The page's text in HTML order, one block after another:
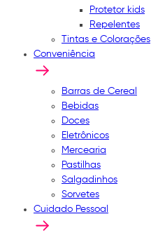
Protetor kids
Repelentes
Tintas e Colorações
Conveniência
Barras de Cereal
Bebidas
Doces
Eletrônicos
Mercearia
Pastilhas
Salgadinhos
Sorvetes
Cuidado Pessoal